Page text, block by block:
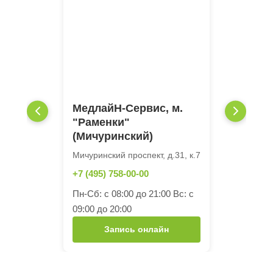
МедлайН-Сервис, м.
"Раменки"
(Мичуринский)
Мичуринский проспект, д.31, к.7
+7 (495) 758-00-00
Пн-Сб: с 08:00 до 21:00 Вс: с
09:00 до 20:00
Запись онлайн